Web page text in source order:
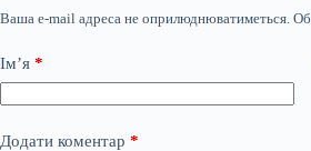
Ваша e-mail адреса не оприлюднюватиметься.
Ім’я *
Додати коментар *